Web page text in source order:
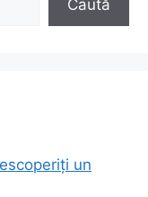
Caută
un